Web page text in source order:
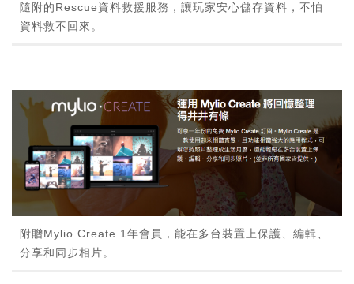
隨附的Rescue資料救援服務，讓玩家安心儲存資料，不怕
資料救不回來。
附贈Mylio Create 1年會員，能在多台裝置上保護、編輯、
分享和同步相片。